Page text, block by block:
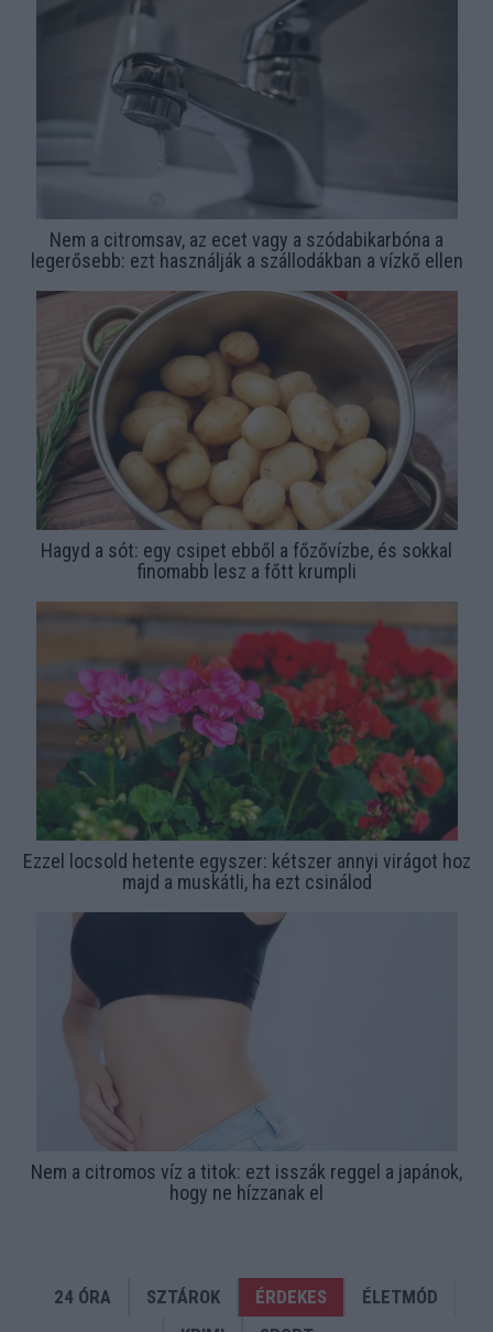
Nem a citromsav, az ecet vagy a szódabikarbóna a
legerősebb: ezt használják a szállodákban a vízkő ellen
Hagyd a sót: egy csipet ebből a főzővízbe, és sokkal
finomabb lesz a főtt krumpli
Ezzel locsold hetente egyszer: kétszer annyi virágot hoz
majd a muskátli, ha ezt csinálod
Nem a citromos víz a titok: ezt isszák reggel a japánok,
hogy ne hízzanak el
24 ÓRA SZTÁROK ÉRDEKES
ÉLETMÓD